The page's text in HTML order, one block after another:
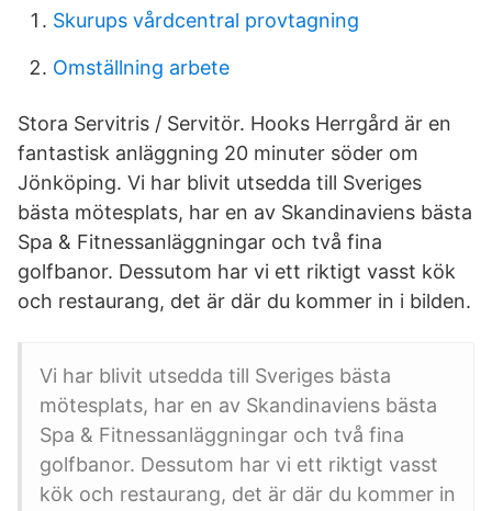
Skurups vårdcentral provtagning
Omställning arbete
Stora Servitris / Servitör. Hooks Herrgård är en
fantastisk anläggning 20 minuter söder om
Jönköping. Vi har blivit utsedda till Sveriges
bästa mötesplats, har en av Skandinaviens bästa
Spa & Fitnessanläggningar och två fina
golfbanor. Dessutom har vi ett riktigt vasst kök
och restaurang, det är där du kommer in i bilden.
Vi har blivit utsedda till Sveriges bästa
mötesplats, har en av Skandinaviens bästa
Spa & Fitnessanläggningar och två fina
golfbanor. Dessutom har vi ett riktigt vasst
kök och restaurang, det är där du kommer in